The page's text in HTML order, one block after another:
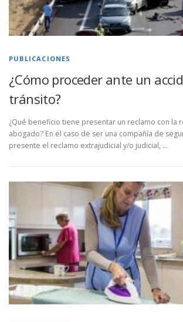
PUBLICACIONES
¿Cómo proceder ante un
tránsito?
¿Qué beneficio tiene presentar un reclamo con la
abogado? En el caso de ser una compañía de
presente el reclamo extrajudicial y/o judicial, …